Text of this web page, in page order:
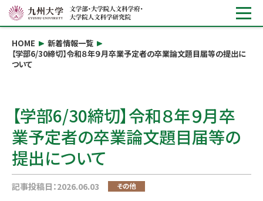
HOME
新着情報一覧
【学部6/30締切】令和８年９月卒業予定者の卒業論文題目届等の提出に
ついて
【学部6/30締切】令和８年９月卒
業予定者の卒業論文題目届等の
提出について
記事投稿日：2026.06.03 その他